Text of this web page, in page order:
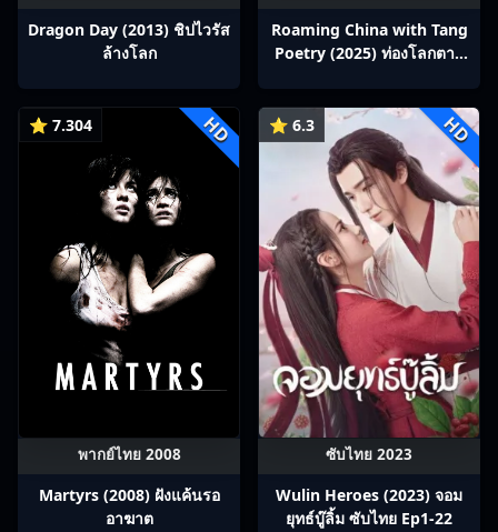
Dragon Day (2013) ชิปไวรัส
ล้างโลก
Roaming China with Tang
Poetry (2025) ท่องโลกตาม
Ep1-12
⭐ 7.304 HD
พากย์ไทย 2008
Martyrs (2008) ฝังแค้นรอ
อาฆาต
⭐ 6.3 HD
ซับไทย 2023
Wulin Heroes (2023) จอม
ยุทธ์บู๊ลิ้ม ซับไทย Ep1-22